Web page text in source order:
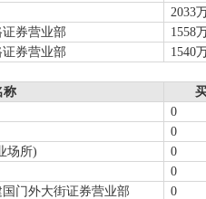
2033
券营业部
1558
券营业部
1540
称
0
0
场所)
0
0
门外大街证券营业部
0